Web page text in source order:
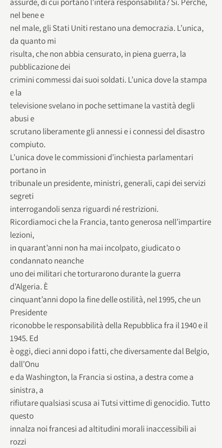
nel bene e
nel male, gli Stati Uniti restano una democrazia. L’unica,
da quanto mi
risulta, che non abbia censurato, in piena guerra, la
pubblicazione dei
crimini commessi dai suoi soldati. L’unica dove la stampa
e la
televisione svelano in poche settimane la vastità degli
abusi e
scrutano liberamente gli annessi e i connessi del disastro
compiuto.
L’unica dove le commissioni d’inchiesta parlamentari
portano in
tribunale un presidente, ministri, generali, capi dei servizi
segreti
interrogandoli senza riguardi né restrizioni.
Ricordiamoci che la Francia, tanto generosa nell’impartire
lezioni,
in quarant’anni non ha mai incolpato, giudicato o
condannato neanche
uno dei militari che torturarono durante la guerra
d’Algeria. È
cinquant’anni dopo la fine delle ostilità, nel 1995, che un
Presidente
riconobbe le responsabilità della Repubblica fra il 1940 e il
1945. Ed
è oggi, dieci anni dopo i fatti, che diversamente dal Belgio,
dall’Onu
e da Washington, la Francia si ostina, a destra come a
sinistra, a
rifiutare qualsiasi scusa ai Tutsi vittime di genocidio. Tutto
questo
innalza noi francesi ad altitudini morali inaccessibili ai
rozzi